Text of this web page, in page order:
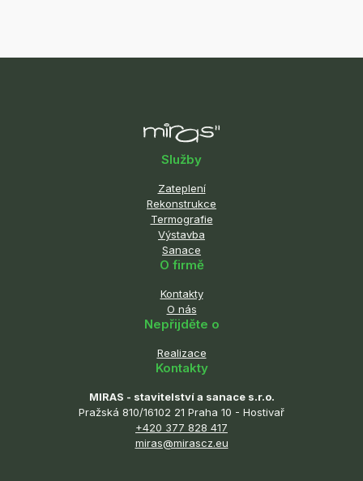
Služby
Zateplení
Rekonstrukce
Termografie
Výstavba
Sanace
O firmě
Kontakty
O nás
Nepřijděte o
Realizace
Kontakty
MIRAS - stavitelství a sanace s.r.o.
Pražská 810/16102 21 Praha 10 - Hostivař
+420 377 828 417
miras@mirascz.eu